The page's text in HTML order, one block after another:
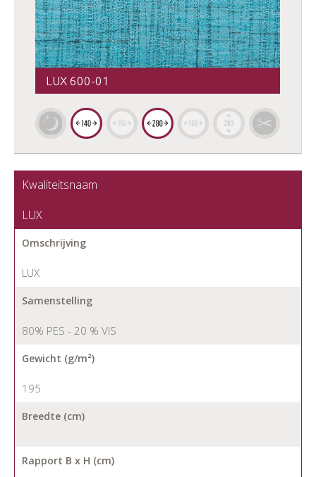
LUX 600-01
Kwaliteitsnaam
LUX
Omschrijving
LUX
Samenstelling
80% PES - 20 % VIS
Gewicht (g/m²)
195
Breedte (cm)
Rapport B x H (cm)